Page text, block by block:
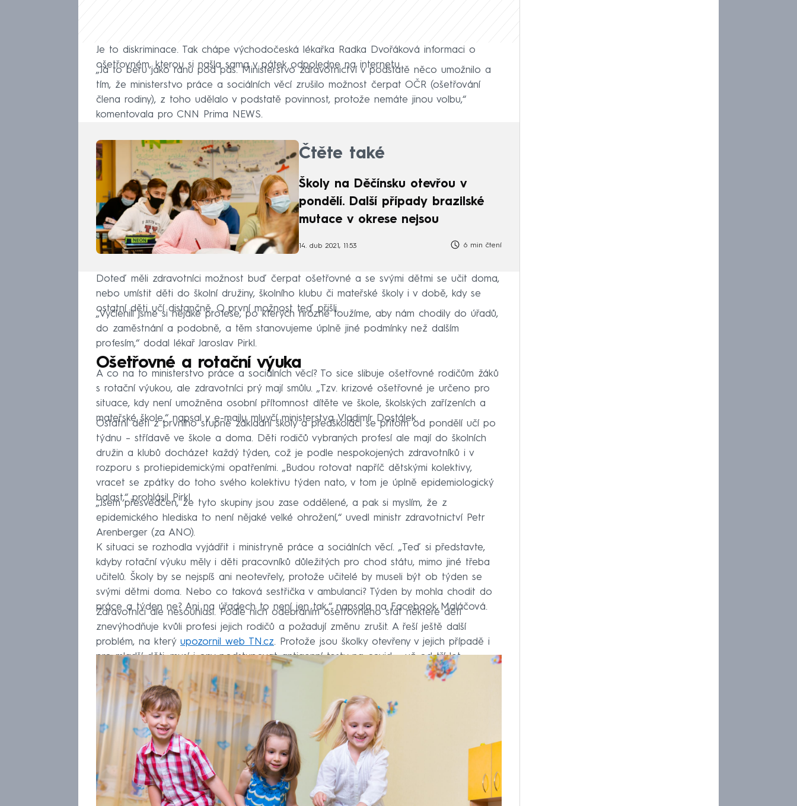
Je to diskriminace. Tak chápe východočeská lékařka Radka Dvořáková informaci o
ošetřovném, kterou si našla sama v pátek odpoledne na internetu.
„Já to beru jako ránu pod pás. Ministerstvo zdravotnictví v podstatě něco umožnilo a
tím, že ministerstvo práce a sociálních věcí zrušilo možnost čerpat OČR (ošetřování
člena rodiny), z toho udělalo v podstatě povinnost, protože nemáte jinou volbu,“
komentovala pro CNN Prima NEWS.
Čtěte také
Školy na Děčínsku otevřou v
pondělí. Další případy brazilské
mutace v okrese nejsou
14. dub 2021, 11:53 6 min čtení
Doteď měli zdravotníci možnost buď čerpat ošetřovné a se svými dětmi se učit doma,
nebo umístit děti do školní družiny, školního klubu či mateřské školy i v době, kdy se
ostatní děti učí distančně. O první možnost teď přišli.
„Vyčlenili jsme si nějaké profese, po kterých hrozně toužíme, aby nám chodily do úřadů,
do zaměstnání a podobně, a těm stanovujeme úplně jiné podmínky než dalším
profesím,“ dodal lékař Jaroslav Pirkl.
Ošetřovné a rotační výuka
A co na to ministerstvo práce a sociálních věcí? To sice slibuje ošetřovné rodičům žáků
s rotační výukou, ale zdravotníci prý mají smůlu. „Tzv. krizové ošetřovné je určeno pro
situace, kdy není umožněna osobní přítomnost dítěte ve škole, školských zařízeních a
mateřské škole,“ napsal v e-mailu mluvčí ministerstva Vladimír Dostálek.
Ostatní děti z prvního stupně základní školy a předškoláci se přitom od pondělí učí po
týdnu – střídavě ve škole a doma. Děti rodičů vybraných profesí ale mají do školních
družin a klubů docházet každý týden, což je podle nespokojených zdravotníků i v
rozporu s protiepidemickými opatřeními. „Budou rotovat napříč dětskými kolektivy,
vracet se zpátky do toho svého kolektivu týden nato, v tom je úplně epidemiologický
balast,“ prohlásil Pirkl.
„Jsem přesvědčen, že tyto skupiny jsou zase oddělené, a pak si myslím, že z
epidemického hlediska to není nějaké velké ohrožení,“ uvedl ministr zdravotnictví Petr
Arenberger (za ANO).
K situaci se rozhodla vyjádřit i ministryně práce a sociálních věcí. „Teď si představte,
kdyby rotační výuku měly i děti pracovníků důležitých pro chod státu, mimo jiné třeba
učitelů. Školy by se nejspíš ani neotevřely, protože učitelé by museli být ob týden se
svými dětmi doma. Nebo co taková sestřička v ambulanci? Týden by mohla chodit do
práce a týden ne? Ani na úřadech to není jen tak,“ napsala na Facebook Maláčová.
Zdravotníci ale nesouhlasí. Podle nich odebráním ošetřovného stát některé děti
znevýhodňuje kvůli profesi jejich rodičů a požadují změnu zrušit. A řeší ještě další
problém, na který upozornil web TN.cz. Protože jsou školky otevřeny v jejich případě i
pro mladší děti, musí i ony podstupovat antigenní testy na covid – už od tří let.